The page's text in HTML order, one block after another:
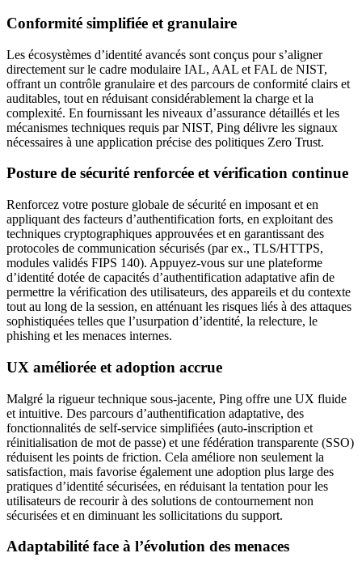
Conformité simplifiée et granulaire
Les écosystèmes d’identité avancés sont conçus pour s’aligner
directement sur le cadre modulaire IAL, AAL et FAL de NIST,
offrant un contrôle granulaire et des parcours de conformité clairs et
auditables, tout en réduisant considérablement la charge et la
complexité. En fournissant les niveaux d’assurance détaillés et les
mécanismes techniques requis par NIST, Ping délivre les signaux
nécessaires à une application précise des politiques Zero Trust.
Posture de sécurité renforcée et vérification continue
Renforcez votre posture globale de sécurité en imposant et en
appliquant des facteurs d’authentification forts, en exploitant des
techniques cryptographiques approuvées et en garantissant des
protocoles de communication sécurisés (par ex., TLS/HTTPS,
modules validés FIPS 140). Appuyez-vous sur une plateforme
d’identité dotée de capacités d’authentification adaptative afin de
permettre la vérification des utilisateurs, des appareils et du contexte
tout au long de la session, en atténuant les risques liés à des attaques
sophistiquées telles que l’usurpation d’identité, la relecture, le
phishing et les menaces internes.
UX améliorée et adoption accrue
Malgré la rigueur technique sous-jacente, Ping offre une UX fluide
et intuitive. Des parcours d’authentification adaptative, des
fonctionnalités de self-service simplifiées (auto-inscription et
réinitialisation de mot de passe) et une fédération transparente (SSO)
réduisent les points de friction. Cela améliore non seulement la
satisfaction, mais favorise également une adoption plus large des
pratiques d’identité sécurisées, en réduisant la tentation pour les
utilisateurs de recourir à des solutions de contournement non
sécurisées et en diminuant les sollicitations du support.
Adaptabilité face à l’évolution des menaces